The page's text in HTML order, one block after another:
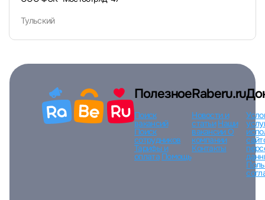
Тульский
Полезное
Поиск
вакансий
Поиск
сотрудников
Тарифы и
оплата Помощь
Raberu.ru
Новости и
статьи Наши
вакансииО
компании
Контакты